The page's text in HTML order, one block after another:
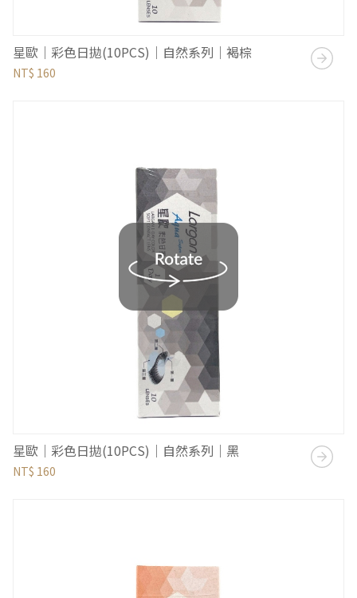
星歐｜彩色日拋(10PCS)｜自然系列｜褐棕
NT$ 160
星歐｜彩色日拋(10PCS)｜自然系列｜黑
NT$ 160